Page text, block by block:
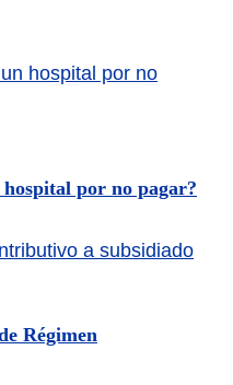
por no pagar?
Régimen